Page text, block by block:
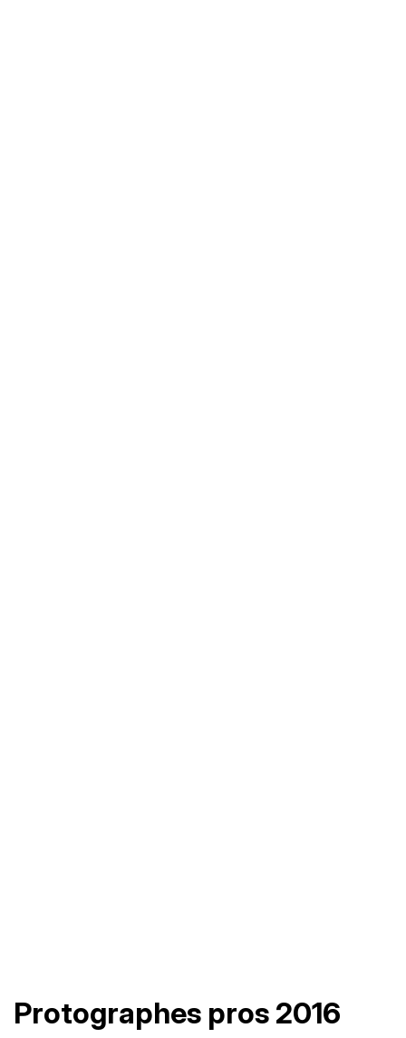
Protographes pros 2016